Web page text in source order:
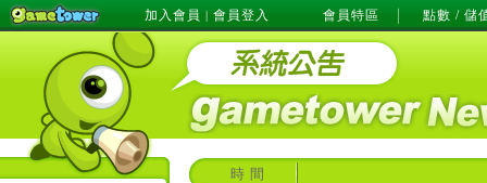
加入會員 | 會員登入 會員特區 點數 / 儲
時 間